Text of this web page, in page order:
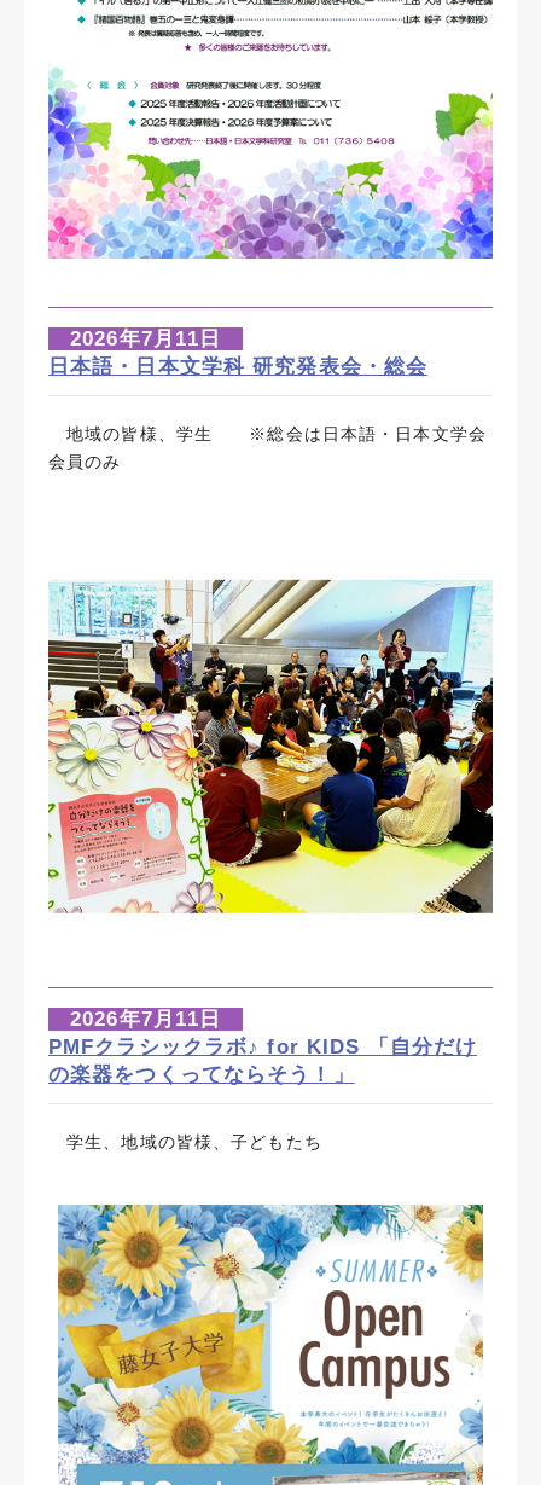
2026年7月11日
日本語・日本文学科 研究発表会・総会
地域の皆様、学生 ※総会は日本語・日本文学会
会員のみ
2026年7月11日
PMFクラシックラボ♪ for KIDS 「自分だけ
の楽器をつくってならそう！」
学生、地域の皆様、子どもたち